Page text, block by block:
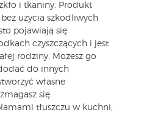
i tkaniny. Produkt
bez użycia szkodliwych
pojawiają się
czyszczących i jest
rodziny. Możesz go
do innych
własne
się
tłuszczu w kuchni,